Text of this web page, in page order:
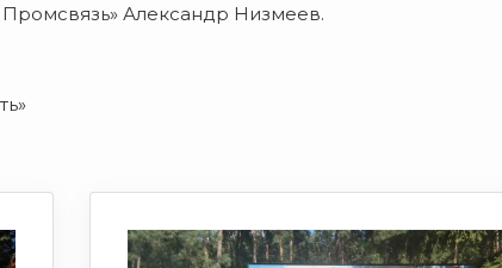
Александр Низмеев.